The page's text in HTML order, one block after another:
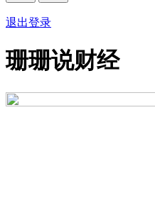
退出登录
珊珊说财经